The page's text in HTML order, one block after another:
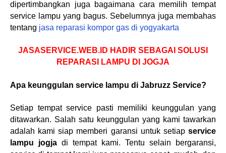
dipertimbangkan juga bagaimana cara memilih tempat
service lampu yang bagus. Sebelumnya juga membahas
tentang jasa reparasi kompor gas di yogyakarta
JASASERVICE.WEB.ID HADIR SEBAGAI SOLUSI
REPARASI LAMPU DI JOGJA
Apa keunggulan service lampu di Jabruzz Service?
Setiap tempat service pasti memiliki keunggulan yang
ditawarkan. Salah satu keunggulan yang kami tawarkan
adalah kami siap memberi garansi untuk setiap service
lampu jogja di tempat kami. Tentu selain bergaransi,